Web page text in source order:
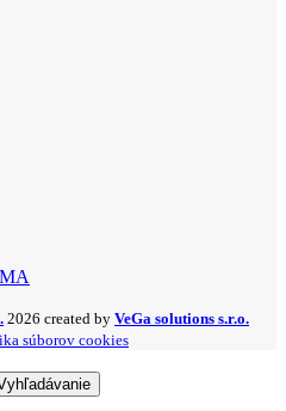
2026 created by VeGa solutions s.r.o.
súborov cookies